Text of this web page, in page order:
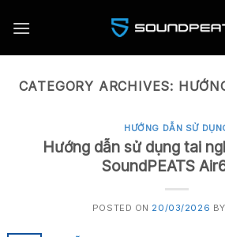
CATEGORY ARCHIVES:
HƯỚNG DẪN SỬ
Hướng dẫn sử dụng tai
SoundPEATS
POSTED ON 20/03/2026